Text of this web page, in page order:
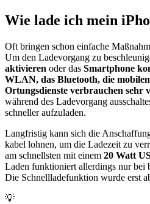
Wie lade ich mein
Oft bringen schon einfache
Um den Ladevorgang zu
aktivieren oder das Smartphone
WLAN, das Bluetooth, die
Ortungsdienste verbrauchen sehr
während des Ladevorgang
schneller aufzuladen.
Langfristig kann sich die
kabel lohnen, um die Ladezeit zu
am schnellsten mit einem 20 Watt
Laden funktioniert allerdings nur bei
Die Schnellladefunktion wurde erst
💡